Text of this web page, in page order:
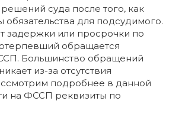
суда после того, как
для подсудимого.
задержки или просрочки по
обращается
Большинство обращений
из-за отсутствия
подробнее в данной
на ФССП реквизиты по